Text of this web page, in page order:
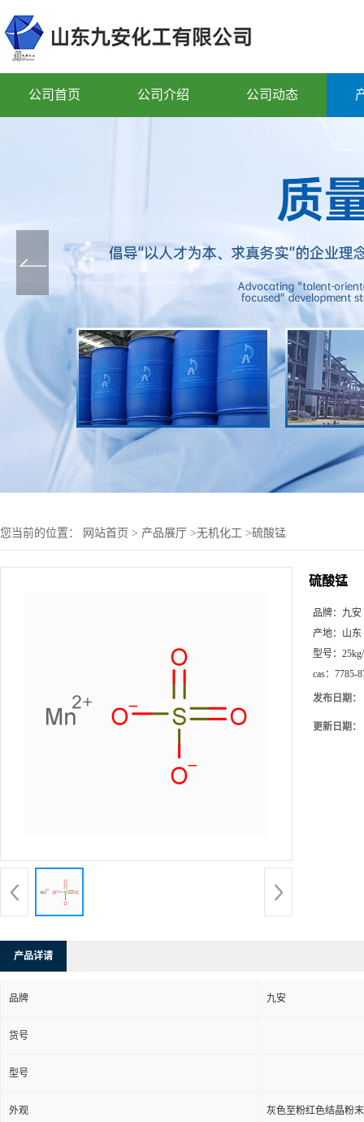
公司首页 公司介绍 公司动态
您当前的位置： 网站首页 > 产品展厅 >无机化工 >硫酸锰
硫酸锰
品牌： 九安
产地： 山东
型号：
cas： 7785-
发布日期：
更新日期：
产品详请
品牌 九安
货号
型号
外观 灰色至粉红色结晶粉末